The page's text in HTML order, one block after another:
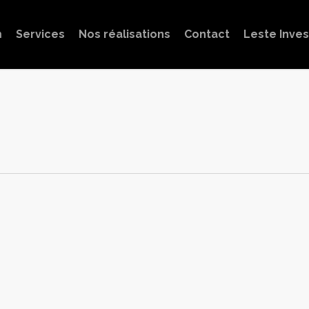
Services Nos réalisations Contact Leste